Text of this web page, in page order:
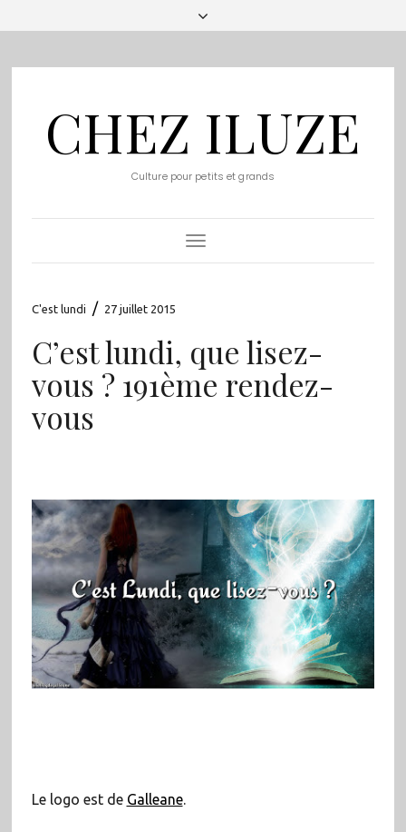
CHEZ ILUZE
Culture pour petits et grands
Toggle
Navigation
C'est lundi / 27 juillet 2015
C’est lundi, que lisez-
vous ? 191ème rendez-
vous
Le logo est de Galleane.